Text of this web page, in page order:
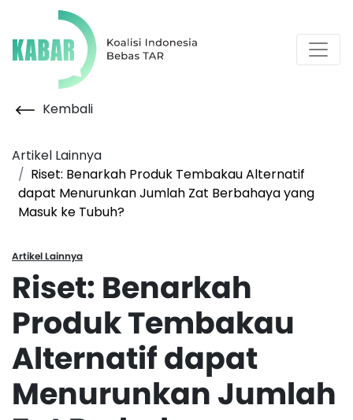
Kembali
Artikel Lainnya
Riset: Benarkah Produk Tembakau Alternatif
dapat Menurunkan Jumlah Zat Berbahaya yang
Masuk ke Tubuh?
Artikel Lainnya
Riset: Benarkah
Produk Tembakau
Alternatif dapat
Menurunkan Jumlah